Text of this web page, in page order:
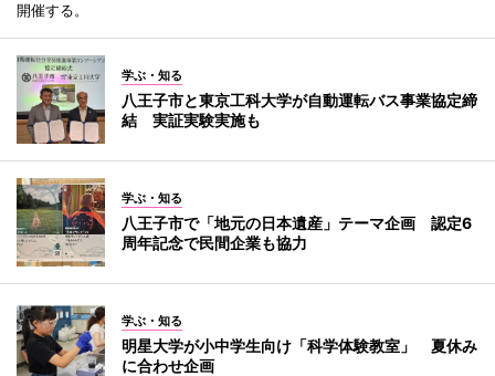
開催する。
学ぶ・知る
八王子市と東京工科大学が自動運転バス事業協定締
結 実証実験実施も
学ぶ・知る
八王子市で「地元の日本遺産」テーマ企画 認定6
周年記念で民間企業も協力
学ぶ・知る
明星大学が小中学生向け「科学体験教室」 夏休み
に合わせ企画